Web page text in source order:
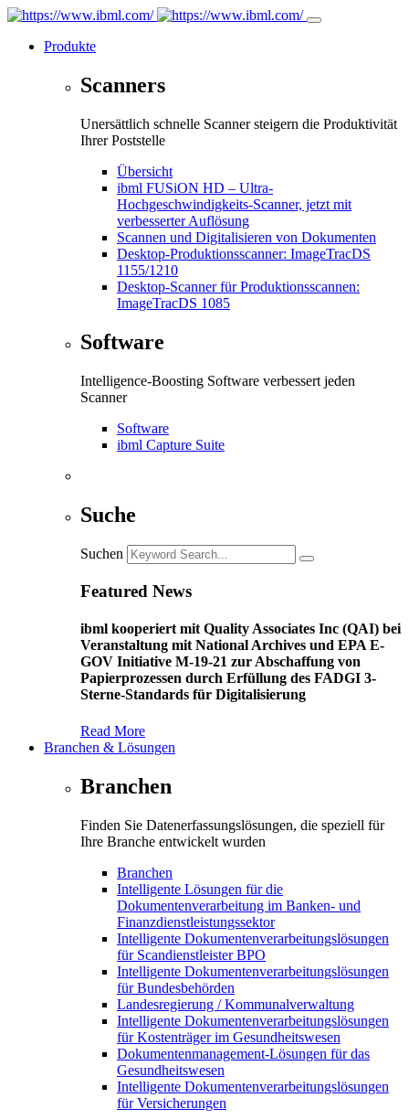
Produkte
Scanners
Unersättlich schnelle Scanner steigern die Produktivität
Ihrer Poststelle
Übersicht
ibml FUSiON HD – Ultra-
Hochgeschwindigkeits-Scanner, jetzt mit
verbesserter Auflösung
Scannen und Digitalisieren von Dokumenten
Desktop-Produktionsscanner: ImageTracDS
1155/1210
Desktop-Scanner für Produktionsscannen:
ImageTracDS 1085
Software
Intelligence-Boosting Software verbessert jeden
Scanner
Software
ibml Capture Suite
Suche
Suchen
Featured News
ibml kooperiert mit Quality Associates Inc (QAI) bei
Veranstaltung mit National Archives und EPA E-
GOV Initiative M-19-21 zur Abschaffung von
Papierprozessen durch Erfüllung des FADGI 3-
Sterne-Standards für Digitalisierung
Read More
Branchen & Lösungen
Branchen
Finden Sie Datenerfassungslösungen, die speziell für
Ihre Branche entwickelt wurden
Branchen
Intelligente Lösungen für die
Dokumentenverarbeitung im Banken- und
Finanzdienstleistungssektor
Intelligente Dokumentenverarbeitungslösungen
für Scandienstleister BPO
Intelligente Dokumentenverarbeitungslösungen
für Bundesbehörden
Landesregierung / Kommunalverwaltung
Intelligente Dokumentenverarbeitungslösungen
für Kostenträger im Gesundheitswesen
Dokumentenmanagement-Lösungen für das
Gesundheitswesen
Intelligente Dokumentenverarbeitungslösungen
für Versicherungen